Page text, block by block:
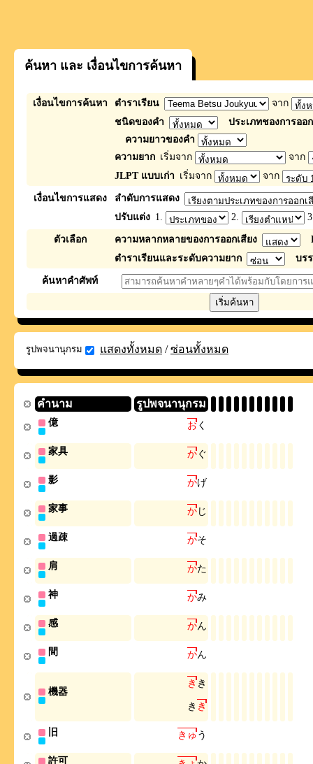
ค้นหา และ เงื่อนไขการค้นหา
เงื่อนไขการค้นหา ตำราเรียน
จาก
ชนิดของคำ
ประเภทชองการออ
ความยาวของคำ
ความยาก เริ่มจาก
จาก
JLPT แบบเก่า เริ่มจาก จาก
เงื่อนไขการแสดง
ลำดับการแสดง
ปรับแต่ง 1. 2.
ตัวเลือก ความหลากหลายของการออกเสียง
ตำราเรียนและระดับความยาก
บร
ค้นหาคำศัพท์
รูปพจนานุกรม แสดงทั้งหมด /ซ่อนทั้งหมด
คำนาม รูปพจนานุกรม
億 おく
家具 かぐ
影 かげ
家事 かじ
過疎 かそ
肩 かた
神 かみ
感 かん
間 かん
機器
きき
き き
旧 き ゅう
許可